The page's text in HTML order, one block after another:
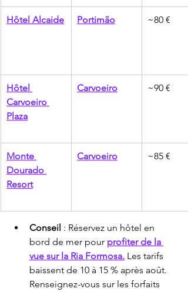
Hôtel Alcaide Portimão ~80 €
Hôtel
Carvoeiro
Plaza
Carvoeiro ~90 €
Monte
Dourado
Resort
Carvoeiro ~85 €
Conseil : Réservez un hôtel en
bord de mer pour profiter de la
vue sur la Ria Formosa. Les tarifs
baissent de 10 à 15 % après août.
Renseignez-vous sur les forfaits